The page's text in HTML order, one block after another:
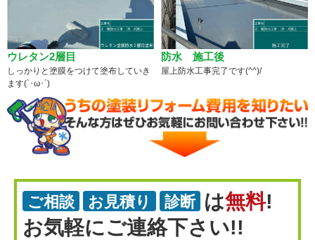
ウレタン2層目
しっかりと塗膜をつけて塗布していき
ます(`･ω･´)
防水 施工後
屋上防水工事完了です(^^)/
ご相談 お見積り 診断 は無料!
お気軽にご連絡下さい!!